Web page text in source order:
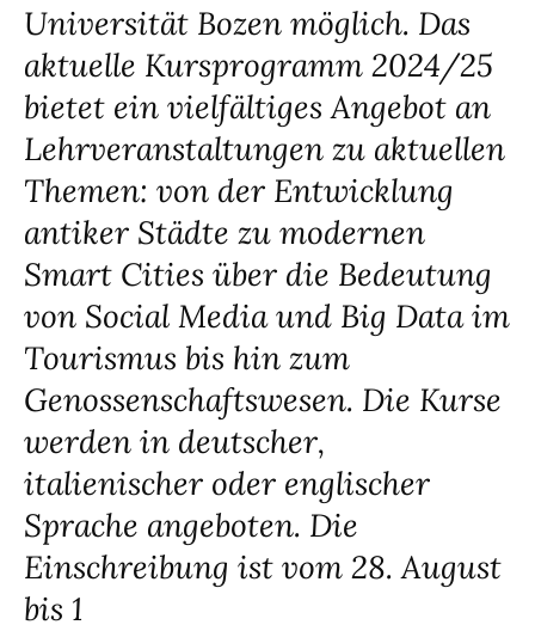
Universität Bozen möglich. Das
aktuelle Kursprogramm 2024/25
bietet ein vielfältiges Angebot an
Lehrveranstaltungen zu aktuellen
Themen: von der Entwicklung
antiker Städte zu modernen
Smart Cities über die Bedeutung
von Social Media und Big Data im
Tourismus bis hin zum
Genossenschaftswesen. Die Kurse
werden in deutscher,
italienischer oder englischer
Sprache angeboten. Die
Einschreibung ist vom 28. August
bis 1